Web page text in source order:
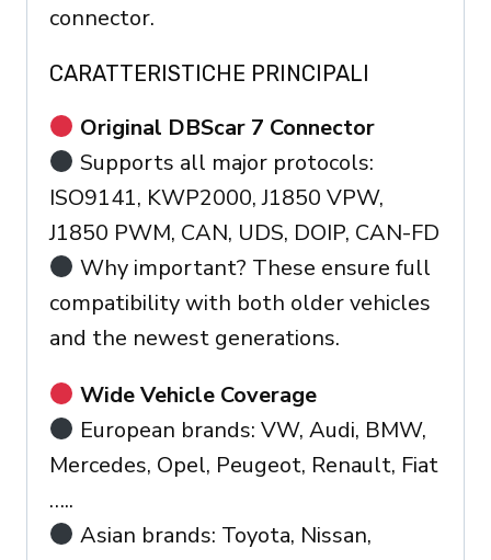
connector.
CARATTERISTICHE PRINCIPALI
Original DBScar 7 Connector
Supports all major protocols:
ISO9141, KWP2000, J1850 VPW,
J1850 PWM, CAN, UDS, DOIP, CAN-FD
Why important? These ensure full
compatibility with both older vehicles
and the newest generations.
Wide Vehicle Coverage
European brands: VW, Audi, BMW,
Mercedes, Opel, Peugeot, Renault, Fiat
…..
Asian brands: Toyota, Nissan,